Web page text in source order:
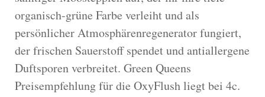
organisch-grüne Farbe verleiht und als
persönlicher Atmosphärenregenerator fungiert,
der frischen Sauerstoff spendet und antiallergene
Duftsporen verbreitet. Green Queens
Preisempfehlung für die OxyFlush liegt bei 4c.